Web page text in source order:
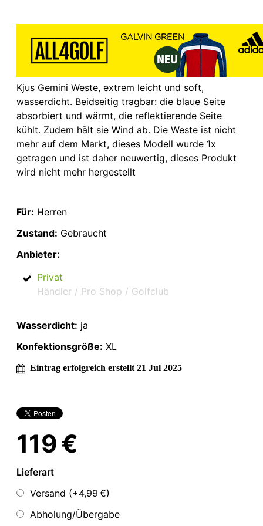
Kjus Gemini Weste, extrem leicht und soft,
wasserdicht. Beidseitig tragbar: die blaue Seite
absorbiert und wärmt, die reflektierende Seite
kühlt. Zudem hält sie Wind ab. Die Weste ist nicht
mehr auf dem Markt, dieses Modell wurde 1x
getragen und ist daher neuwertig, dieses Produkt
wird nicht mehr hergestellt
Für: Herren
Zustand: Gebraucht
Anbieter:
Privat
Händler / Pro Shop / Golfclub
Wasserdicht: ja
Konfektionsgröße: XL
Eintrag erfolgreich erstellt 21 Jul 2025
119 €
Lieferart
Versand (+4,99 €)
Abholung/Übergabe